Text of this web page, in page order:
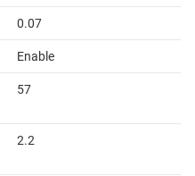
0.07
Enable
57
2.2